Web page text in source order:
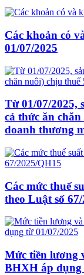
Các khoản có
01/07/2025
Từ 01/07/2025,
cả thức ăn
doanh thương
Các mức thuế
theo Luật số
Mức tiền lương
BHXH áp dụng